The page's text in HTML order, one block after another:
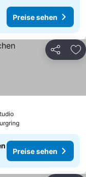
Preise sehen
Teilen
Preise sehen